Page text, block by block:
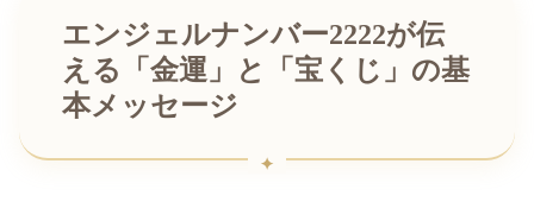
エンジェルナンバー2222が伝
える「金運」と「宝くじ」の基
本メッセージ